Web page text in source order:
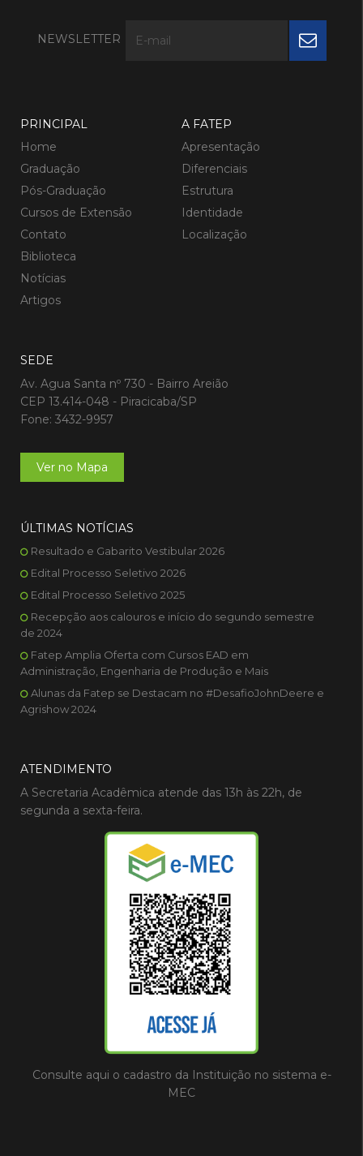
NEWSLETTER
PRINCIPAL
Home
Graduação
Pós-Graduação
Cursos de Extensão
Contato
Biblioteca
Notícias
Artigos
A FATEP
Apresentação
Diferenciais
Estrutura
Identidade
Localização
SEDE
Av. Agua Santa nº 730 - Bairro Areião
CEP 13.414-048 - Piracicaba/SP
Fone: 3432-9957
Ver no Mapa
ÚLTIMAS NOTÍCIAS
Resultado e Gabarito Vestibular 2026
Edital Processo Seletivo 2026
Edital Processo Seletivo 2025
Recepção aos calouros e início do segundo semestre
de 2024
Fatep Amplia Oferta com Cursos EAD em
Administração, Engenharia de Produção e Mais
Alunas da Fatep se Destacam no #DesafioJohnDeere e
Agrishow 2024
ATENDIMENTO
A Secretaria Acadêmica atende das 13h às 22h, de
segunda a sexta-feira.
Consulte aqui o cadastro da Instituição no sistema e-
MEC